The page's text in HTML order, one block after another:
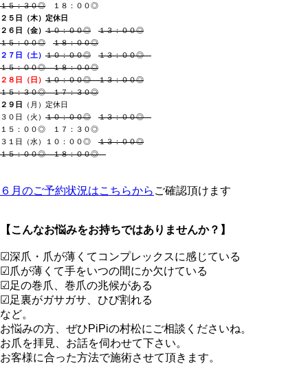
１５：３０◎ １８：００◎
２５日（木） 定休日
２６日（金） １０：００◎
１３：００◎
１５：００◎
１８：００◎
２７日（土） １０：００◎
１３：００◎
１５：００◎ １８：００◎
２８日（日） １０：００◎ １３：００◎
１５：３０◎ １７：３０◎
２９日 （月）定休日
３０日（火） １０：００◎
１３：００◎
１５：００◎ １７：３０◎
３１日（水）
１０：００◎ １３：００◎
１５：００◎ １８：００◎
６月のご予約状況はこちらから ご確認頂けます
【こんなお悩みをお持ちではありませんか？ 】
☑深爪・爪が薄くてコンプレックスに感じている
☑爪が薄くて手をいつの間にか欠けている
☑足の巻爪、巻爪の兆候がある
☑足裏がガサガサ、ひび割れる
など。
お悩みの方、ぜひPiPiの村松にご相談くださいね。
お爪を拝見、お話を伺わせて下さい。
お客様に合った方法で施術させて頂きます。